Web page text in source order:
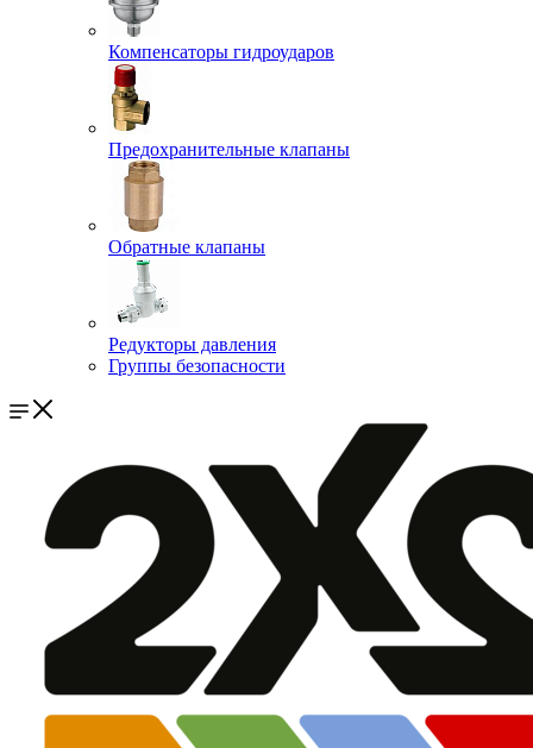
Компенсаторы гидроударов
Предохранительные клапаны
Обратные клапаны
Редукторы давления
Группы безопасности